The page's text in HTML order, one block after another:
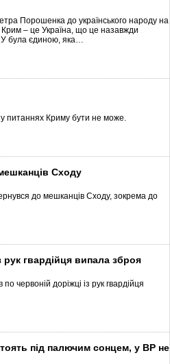
Порошенка до українського народу на
– це Україна, що це назавжди
була єдиною, яка…
питаннях Криму бути не може.
Сходу
до мешканців Сходу, зокрема до
рук гвардійця випала зброя
червоній доріжці із рук гвардійця
під палючим сонцем, у ВР не